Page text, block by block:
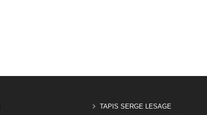
TAPIS SERGE LESAGE